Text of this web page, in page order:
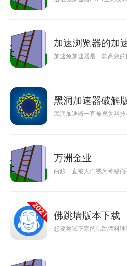
加速浏览器的加
加速兔加速器是一款高效
黑洞加速器破解
黑洞加速器一直被视为科
万洲金业
白鲸一直被人们视为神秘
佛跳墙版本下载
想要尝试正宗的佛跳墙料